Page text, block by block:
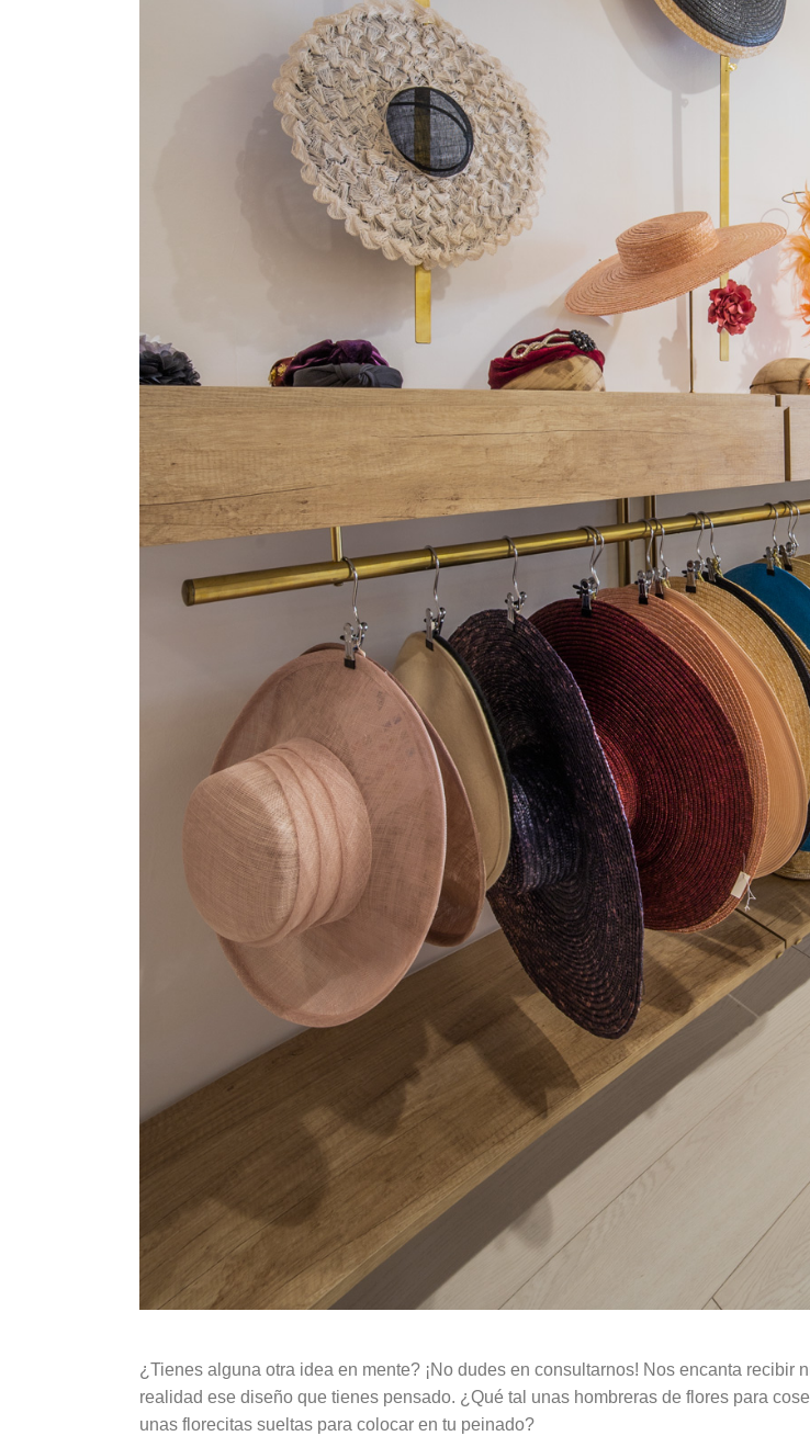
¿Tienes alguna otra idea en mente? ¡No dudes en consultarnos! Nos encanta
realidad ese diseño que tienes pensado. ¿Qué tal unas hombreras de flores para
unas florecitas sueltas para colocar en tu peinado?